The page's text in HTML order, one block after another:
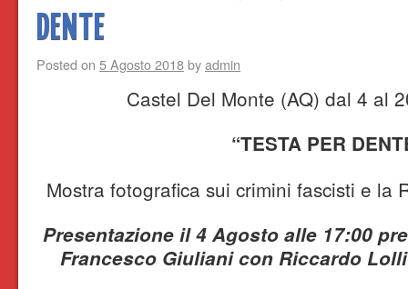
DENTE
Posted on 5 Agosto 2018byadmin
Castel Del Monte (AQ) dal 4 al
“TESTA PER
Mostra fotografica sui crimini fascisti e la
Presentazione il 4 Agosto alle 17:00
Francesco Giuliani con Riccardo